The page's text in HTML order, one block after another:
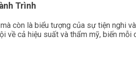
Trình
còn là biểu tượng của sự tiện nghi
cả hiệu suất và thẩm mỹ, biến mỗi